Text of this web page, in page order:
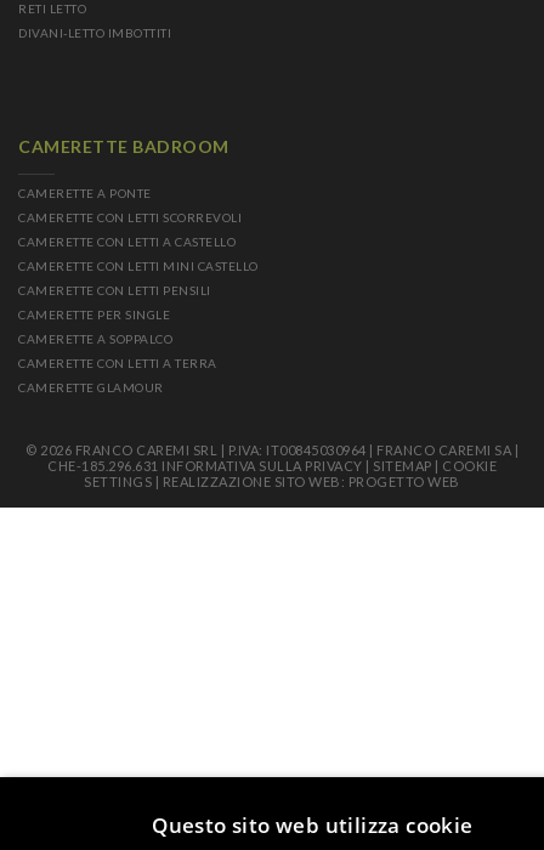
RETI LETTO
DIVANI-LETTO IMBOTTITI
CAMERETTE BADROOM
CAMERETTE A PONTE
CAMERETTE CON LETTI SCORREVOLI
CAMERETTE CON LETTI A CASTELLO
CAMERETTE CON LETTI MINI CASTELLO
CAMERETTE CON LETTI PENSILI
CAMERETTE PER SINGLE
CAMERETTE A SOPPALCO
CAMERETTE CON LETTI A TERRA
CAMERETTE GLAMOUR
© 2026 FRANCO CAREMI SRL | P.IVA: IT00845030964 | FRANCO CAREMI SA |
CHE-185.296.631 INFORMATIVA SULLA PRIVACY | SITEMAP | COOKIE
SETTINGS | REALIZZAZIONE SITO WEB: PROGETTO WEB
Questo sito web utilizza cookie